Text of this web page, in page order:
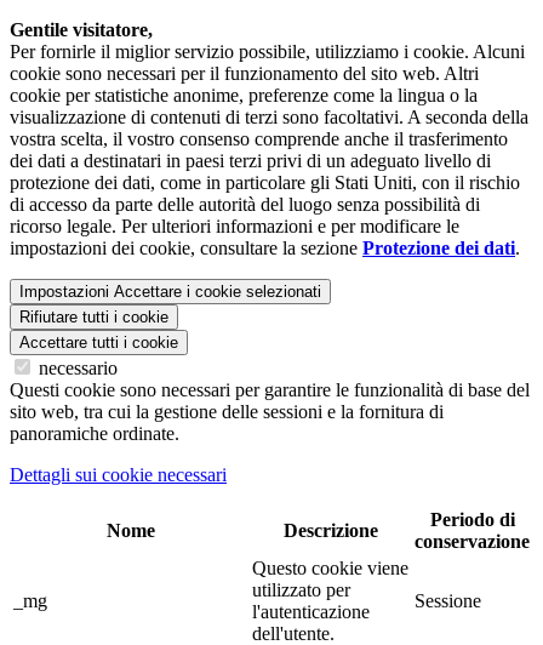
Gentile visitatore,
Per fornirle il miglior servizio possibile, utilizziamo i cookie. Alcuni
cookie sono necessari per il funzionamento del sito web. Altri
cookie per statistiche anonime, preferenze come la lingua o la
visualizzazione di contenuti di terzi sono facoltativi. A seconda della
vostra scelta, il vostro consenso comprende anche il trasferimento
dei dati a destinatari in paesi terzi privi di un adeguato livello di
protezione dei dati, come in particolare gli Stati Uniti, con il rischio
di accesso da parte delle autorità del luogo senza possibilità di
ricorso legale. Per ulteriori informazioni e per modificare le
impostazioni dei cookie, consultare la sezione Protezione dei dati.
Impostazioni Accettare i cookie selezionati
Rifiutare tutti i cookie
Accettare tutti i cookie
necessario
Questi cookie sono necessari per garantire le funzionalità di base del
sito web, tra cui la gestione delle sessioni e la fornitura di
panoramiche ordinate.
Dettagli sui cookie necessari
Nome Descrizione
Periodo di
conservazione
_mg
Questo cookie viene
utilizzato per
l'autenticazione
dell'utente.
Sessione